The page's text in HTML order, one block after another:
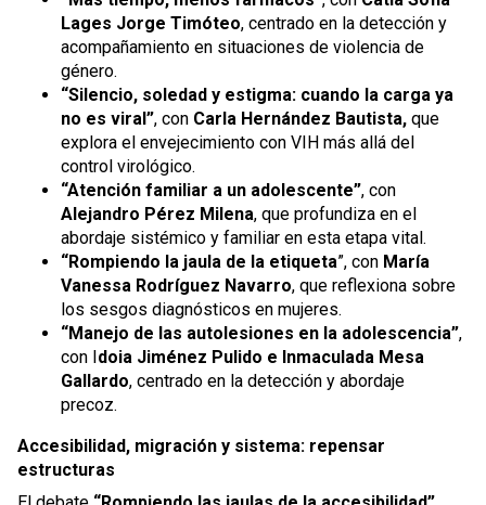
Lages Jorge Timóteo, centrado en la detección y
acompañamiento en situaciones de violencia de
género.
“Silencio, soledad y estigma: cuando la carga ya
no es viral”, con Carla Hernández Bautista, que
explora el envejecimiento con VIH más allá del
control virológico.
“Atención familiar a un adolescente”, con
Alejandro Pérez Milena, que profundiza en el
abordaje sistémico y familiar en esta etapa vital.
“Rompiendo la jaula de la etiqueta”, con María
Vanessa Rodríguez Navarro, que reflexiona sobre
los sesgos diagnósticos en mujeres.
“Manejo de las autolesiones en la adolescencia”,
con Idoia Jiménez Pulido e Inmaculada Mesa
Gallardo, centrado en la detección y abordaje
precoz.
Accesibilidad, migración y sistema: repensar
estructuras